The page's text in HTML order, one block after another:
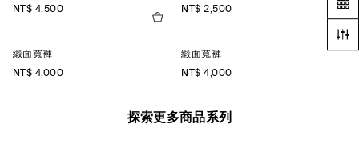
NT$ 4,500
NT$ 2,500
緞面寬褲
NT$ 4,000
緞面寬褲
NT$ 4,000
探索更多商品系列